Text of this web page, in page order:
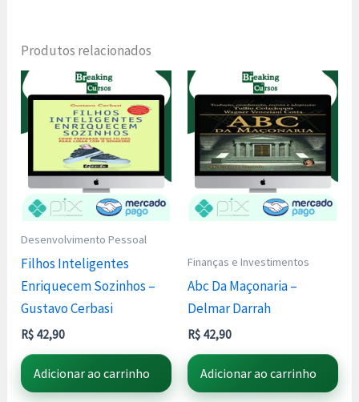
Produtos relacionados
Desenvolvimento Pessoal
Filhos Inteligentes
Enriquecem Sozinhos –
Gustavo Cerbasi
R$ 42,90
Adicionar ao carrinho
Finanças e Investimentos
Abc Da Maçonaria –
Delmar Darrah
R$ 42,90
Adicionar ao carrinho